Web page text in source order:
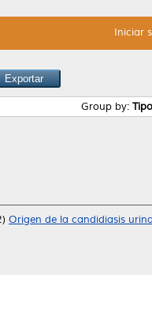
Iniciar
Group by:
Origen de la candidiasis